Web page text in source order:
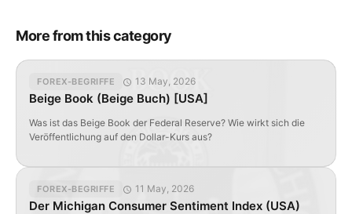
More from this category
FOREX-BEGRIFFE 13 May, 2026
Beige Book (Beige Buch) [USA]
Was ist das Beige Book der Federal Reserve? Wie wirkt sich die
Veröffentlichung auf den Dollar-Kurs aus?
FOREX-BEGRIFFE 11 May, 2026
Der Michigan Consumer Sentiment Index (USA)